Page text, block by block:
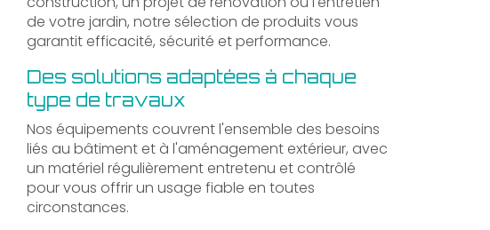
de votre jardin, notre sélection de produits vous
garantit efficacité, sécurité et performance.
Des solutions adaptées à chaque
type de travaux
Nos équipements couvrent l'ensemble des besoins
liés au bâtiment et à l'aménagement extérieur, avec
un matériel régulièrement entretenu et contrôlé
pour vous offrir un usage fiable en toutes
circonstances.